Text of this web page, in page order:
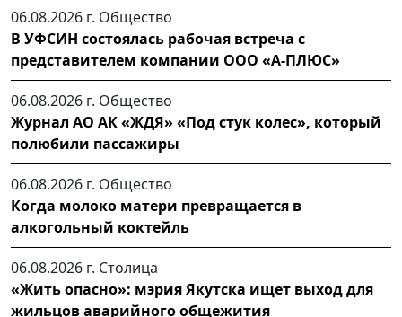
06.08.2026 г. Общество
В УФСИН состоялась рабочая встреча с
представителем компании ООО «А-ПЛЮС»
06.08.2026 г. Общество
Журнал АО АК «ЖДЯ» «Под стук колес», который
полюбили пассажиры
06.08.2026 г. Общество
Когда молоко матери превращается в
алкогольный коктейль
06.08.2026 г. Столица
«Жить опасно»: мэрия Якутска ищет выход для
жильцов аварийного общежития